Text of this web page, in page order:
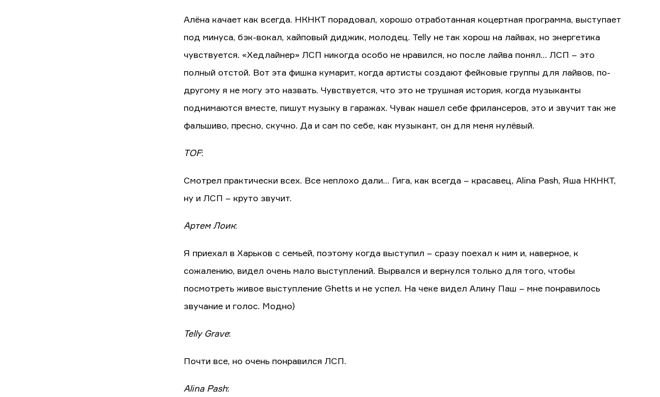
Алёна качает как всегда. НКНКТ порадовал, хорошо отработанная коцертная программа, выступает
под минуса, бэк-вокал, хайповый диджик, молодец. Telly не так хорош на лайвах, но энергетика
чувствуется. «Хедлайнер» ЛСП никогда особо не нравился, но после лайва понял… ЛСП – это
полный отстой. Вот эта фишка кумарит, когда артисты создают фейковые группы для лайвов, по-
другому я не могу это назвать. Чувствуется, что это не трушная история, когда музыканты
поднимаются вместе, пишут музыку в гаражах. Чувак нашел себе фрилансеров, это и звучит так же
фальшиво, пресно, скучно. Да и сам по себе, как музыкант, он для меня нулёвый.
TOF:
Смотрел практически всех. Все неплохо дали… Гига, как всегда – красавец, Alina Pash, Яша НКНКТ,
ну и ЛСП – круто звучит.
Артем Лоик:
Я приехал в Харьков с семьей, поэтому когда выступил – сразу поехал к ним и, наверное, к
сожалению, видел очень мало выступлений. Вырвался и вернулся только для того, чтобы
посмотреть живое выступление Ghetts и не успел. На чеке видел Алину Паш – мне понравилось
звучание и голос. Модно)
Telly Grave:
Почти все, но очень понравился ЛСП.
Alina Pash: